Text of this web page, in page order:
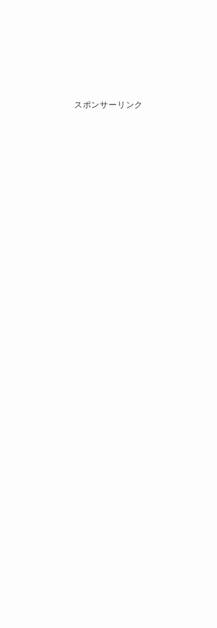
スポンサーリンク